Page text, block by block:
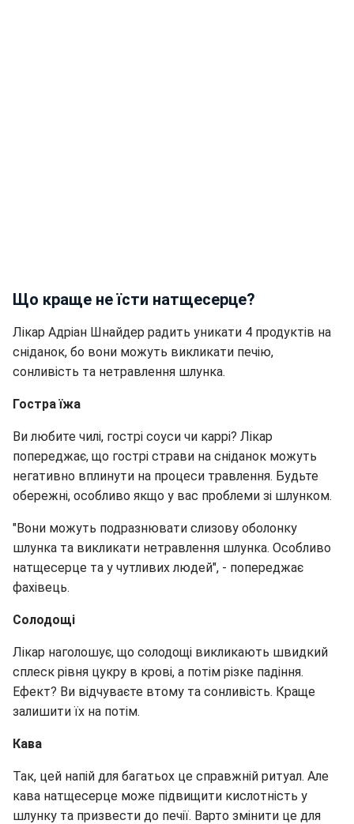
Що краще не їсти натщесерце?
Лікар Адріан Шнайдер радить уникати 4 продуктів на
сніданок, бо вони можуть викликати печію,
сонливість та нетравлення шлунка.
Гостра їжа
Ви любите чилі, гострі соуси чи каррі? Лікар
попереджає, що гострі страви на сніданок можуть
негативно вплинути на процеси травлення. Будьте
обережні, особливо якщо у вас проблеми зі шлунком.
"Вони можуть подразнювати слизову оболонку
шлунка та викликати нетравлення шлунка. Особливо
натщесерце та у чутливих людей", - попереджає
фахівець.
Солодощі
Лікар наголошує, що солодощі викликають швидкий
сплеск рівня цукру в крові, а потім різке падіння.
Ефект? Ви відчуваєте втому та сонливість. Краще
залишити їх на потім.
Кава
Так, цей напій для багатьох це справжній ритуал. Але
кава натщесерце може підвищити кислотність у
шлунку та призвести до печії. Варто змінити це для